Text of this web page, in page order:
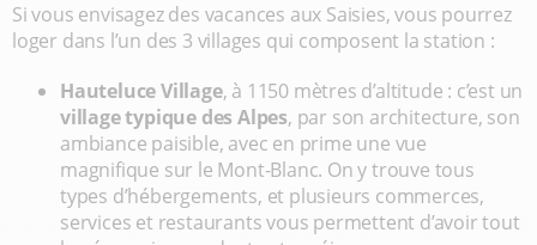
Si vous envisagez des vacances aux Saisies, vous pourrez
loger dans l’un des 3 villages qui composent la station :
Hauteluce Village, à 1150 mètres d’altitude : c’est un
village typique des Alpes, par son architecture, son
ambiance paisible, avec en prime une vue
magnifique sur le Mont-Blanc. On y trouve tous
types d’hébergements, et plusieurs commerces,
services et restaurants vous permettent d’avoir tout